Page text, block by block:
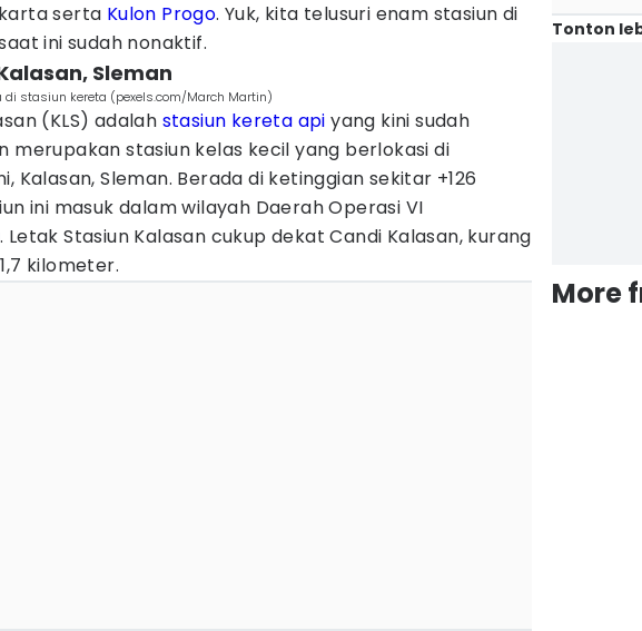
serta Kulon Progo. Yuk, kita telusuri enam stasiun di
ini sudah nonaktif.
Sleman
stasiun kereta (pexels.com/March Martin)
(KLS) adalah stasiun kereta api yang kini sudah
merupakan stasiun kelas kecil yang berlokasi di
Kalasan, Sleman. Berada di ketinggian sekitar +126
ini masuk dalam wilayah Daerah Operasi VI
Letak Stasiun Kalasan cukup dekat Candi Kalasan, kurang
kilometer.
Tonton
More